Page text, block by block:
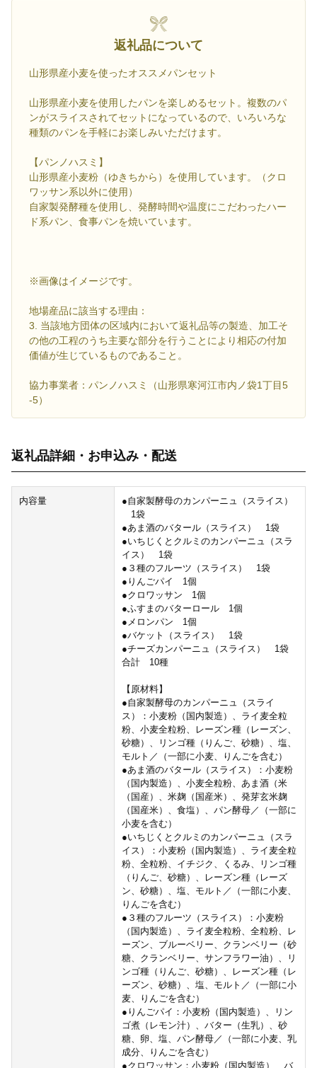
返礼品について
山形県産小麦を使ったオススメパンセット
山形県産小麦を使用したパンを楽しめるセット。複数のパ
ンがスライスされてセットになっているので、いろいろな
種類のパンを手軽にお楽しみいただけます。
【パンノハスミ】
山形県産小麦粉（ゆきちから）を使用しています。（クロ
ワッサン系以外に使用）
自家製発酵種を使用し、発酵時間や温度にこだわったハー
ド系パン、食事パンを焼いています。
※画像はイメージです。
地場産品に該当する理由：
3. 当該地方団体の区域内において返礼品等の製造、加工そ
の他の工程のうち主要な部分を行うことにより相応の付加
価値が生じているものであること。
協力事業者：パンノハスミ（山形県寒河江市内ノ袋1丁目5
-5）
返礼品詳細・お申込み・配送
内容量
●自家製酵母のカンパーニュ（スライス）
1袋
●あま酒のバタール（スライス） 1袋
●いちじくとクルミのカンパーニュ（スラ
イス） 1袋
●３種のフルーツ（スライス） 1袋
●りんごパイ 1個
●クロワッサン 1個
●ふすまのバターロール 1個
●メロンパン 1個
●バケット（スライス） 1袋
●チーズカンパーニュ（スライス） 1袋
合計 10種
【原材料】
●自家製酵母のカンパーニュ（スライ
ス）：小麦粉（国内製造）、ライ麦全粒
粉、小麦全粒粉、レーズン種（レーズン、
砂糖）、リンゴ種（りんご、砂糖）、塩、
モルト／（一部に小麦、りんごを含む）
●あま酒のバタール（スライス）：小麦粉
（国内製造）、小麦全粒粉、あま酒（米
（国産）、米麹（国産米）、発芽玄米麹
（国産米）、食塩）、パン酵母／（一部に
小麦を含む）
●いちじくとクルミのカンパーニュ（スラ
イス）：小麦粉（国内製造）、ライ麦全粒
粉、全粒粉、イチジク、くるみ、リンゴ種
（りんご、砂糖）、レーズン種（レーズ
ン、砂糖）、塩、モルト／（一部に小麦、
りんごを含む）
●３種のフルーツ（スライス）：小麦粉
（国内製造）、ライ麦全粒粉、全粒粉、レ
ーズン、ブルーベリー、クランベリー（砂
糖、クランベリー、サンフラワー油）、リ
ンゴ種（りんご、砂糖）、レーズン種（レ
ーズン、砂糖）、塩、モルト／（一部に小
麦、りんごを含む）
●りんごパイ：小麦粉（国内製造）、リン
ゴ煮（レモン汁）、バター（生乳）、砂
糖、卵、塩、パン酵母／（一部に小麦、乳
成分、りんごを含む）
●クロワッサン：小麦粉（国内製造）、バ